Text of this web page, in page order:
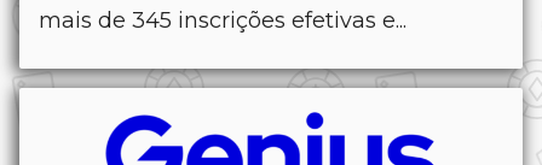
mais de 345 inscrições efetivas e...